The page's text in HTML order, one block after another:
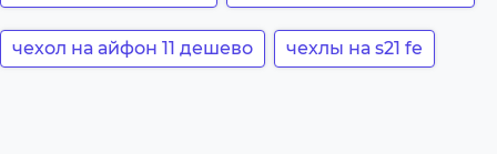
чехол на айфон 11 дешево чехлы на s21 fe